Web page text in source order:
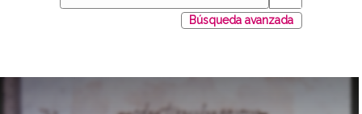
Búsqueda avanzada